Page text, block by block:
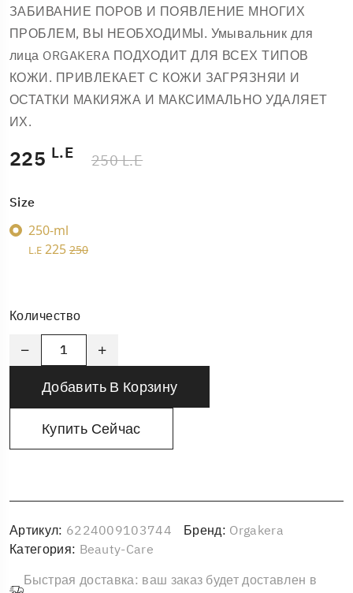
ЗАБИВАНИЕ ПОРОВ И ПОЯВЛЕНИЕ МНОГИХ
ПРОБЛЕМ, ВЫ НЕОБХОДИМЫ. Умывальник для
лица ORGAKERA ПОДХОДИТ ДЛЯ ВСЕХ ТИПОВ
КОЖИ. ПРИВЛЕКАЕТ С КОЖИ ЗАГРЯЗНЯИ И
ОСТАТКИ МАКИЯЖА И МАКСИМАЛЬНО УДАЛЯЕТ
ИХ.
225 L.E 250 L.E
Size
250-ml
L.E 225 250
Количество
Добавить В Корзину
Купить Сейчас
Артикул: 6224009103744 Бренд: Orgakera
Категория: Beauty-Care
Быстрая доставка: ваш заказ будет доставлен в